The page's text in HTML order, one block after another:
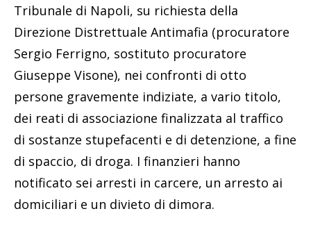
Tribunale di Napoli, su richiesta della
Direzione Distrettuale Antimafia (procuratore
Sergio Ferrigno, sostituto procuratore
Giuseppe Visone), nei confronti di otto
persone gravemente indiziate, a vario titolo,
dei reati di associazione finalizzata al traffico
di sostanze stupefacenti e di detenzione, a fine
di spaccio, di droga. I finanzieri hanno
notificato sei arresti in carcere, un arresto ai
domiciliari e un divieto di dimora.